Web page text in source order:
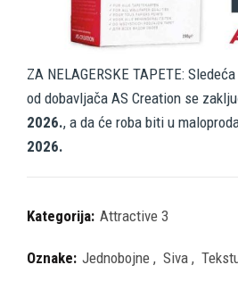
ZA NELAGERSKE TAPETE:
od dobavljača AS Creation se
2026., a da će roba biti u
2026.
Kategorija: Attractive 3
Oznake: Jednobojne , Siva ,